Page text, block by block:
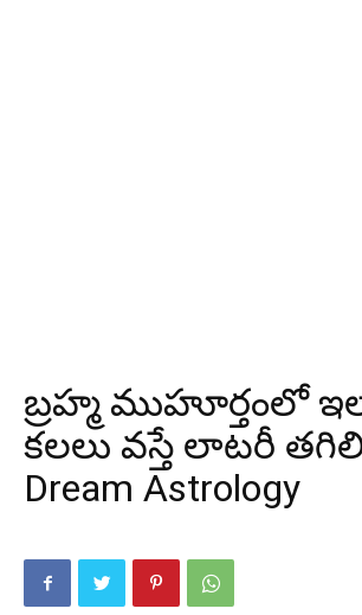
బ్రహ్మ ముహూర్తంలో
కలలు వస్తే లాటరీ
Dream Astrology